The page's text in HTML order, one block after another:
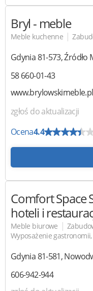
Bryl - meble
Meble kuchenne |
Gdynia81-573,Źródło
58 660-01-43
www.brylowskimeble.pl
zgłoś do aktualizacji
Ocena4.4
Comfort Space
hoteli i
Meble biurowe |
Wyposażenie
Gdynia81-581,
606-942-944